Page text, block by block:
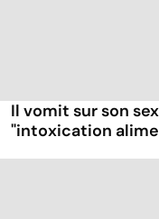
Il vomit sur son
"intoxication